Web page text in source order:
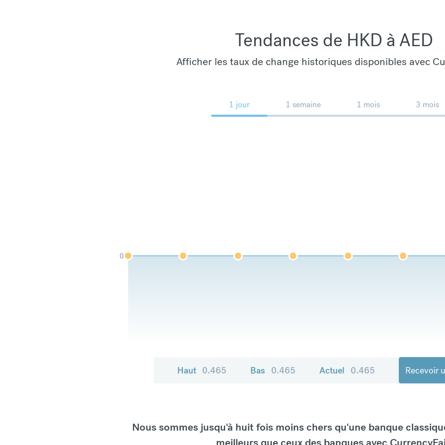
Tendances de HKD à AED
Afficher les taux de change historiques disponibles avec
1 jour 1 semaine 1 mois 3 mois
0
Haut 0.465 Bas 0.465 Actuel 0.465 Recevoir
Nous sommes jusqu'à huit fois moins chers qu'une banque
meilleurs que ceux des banques avec